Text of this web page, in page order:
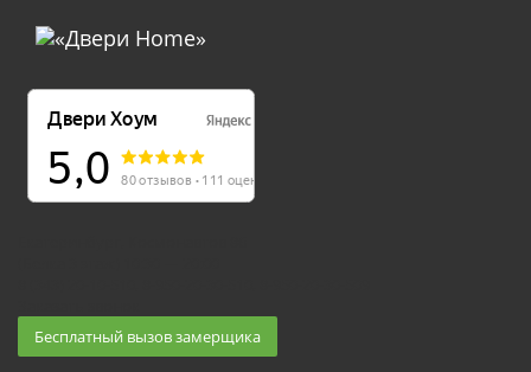
Бесплатный вызов замерщика